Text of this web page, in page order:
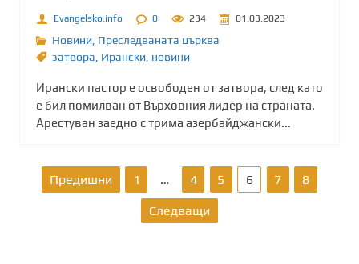
Evangelsko.info 0 234 01.03.2023
Новини Преследваната църква
затвора Ирански новини
Ирански пастор е освободен от затвора, след като
е бил помилван от Върховния лидер на страната.
Арестуван заедно с трима азербайджански...
Предишни 1 … 4 5 6 7 8
Следващи